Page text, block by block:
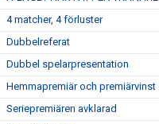
4 matcher, 4 förluster
Dubbelreferat
Dubbel spelarpresentation
Hemmapremiär och premiärvinst
Seriepremiären avklarad